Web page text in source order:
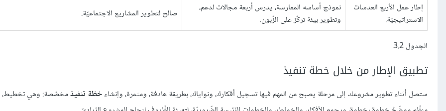
إطار عمل الأربع العدسات
الاستراتيجيّة.
نموذج أساسه الممارسة، يدرس أربعة مجالات لدعم،
وتطوير بيئة تركّز على الزّبون.
صالح لتطوير المشاريع الاجتماعيّة.
الجدول 3.2
تطبيق الإطار من خلال خطة تنفيذ
ستصل أثناء تطوير مشروعك إلى مرحلة يصبح من المهم فيها تسجيل أفكارك، ونواياك، بطريقة هادفة، ومثمرة، وإنشاءخطّة تنفيذمخصّصة: وهي تخطيط،